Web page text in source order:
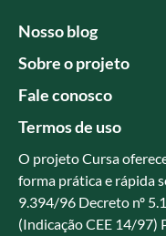
Nosso blog
Sobre o projeto
Fale conosco
Termos de uso
O projeto Cursa
forma prática e rápida
9.394/96 Decreto nº
(Indicação CEE 14/97)